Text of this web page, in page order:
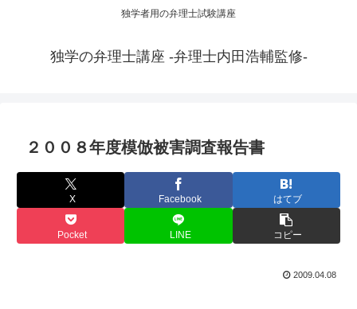
独学者用の弁理士試験講座
独学の弁理士講座 -弁理士内田浩輔監修-
２００８年度模倣被害調査報告書
X Facebook はてブ
Pocket LINE コピー
2009.04.08